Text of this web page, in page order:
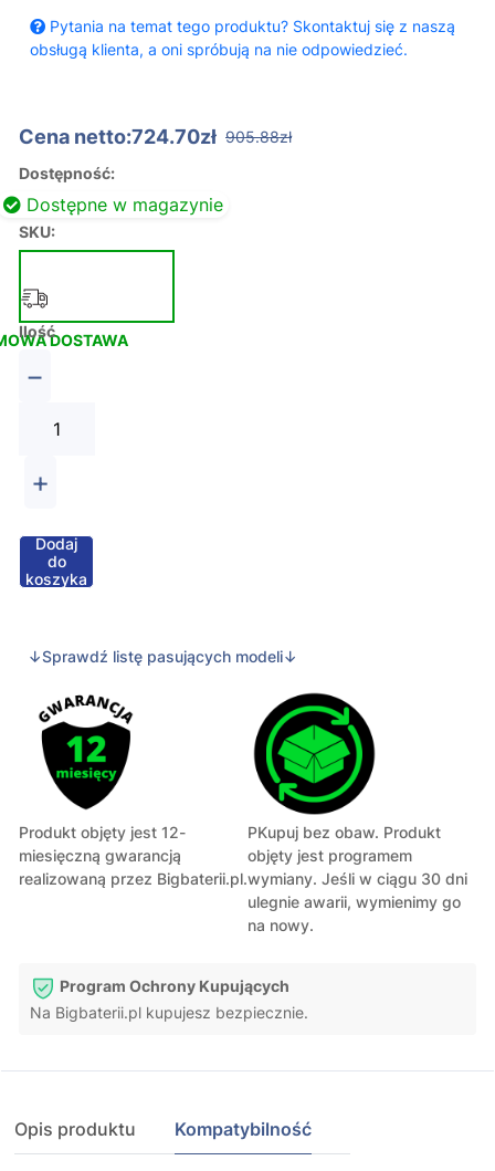
Pytania na temat tego produktu? Skontaktuj się z naszą
obsługą klienta, a oni spróbują na nie odpowiedzieć.
Cena netto:724.70zł 905.88zł
Dostępność:
Dostępne w magazynie
SKU:
DOSTAWA
Ilość
−
+
Dodaj
do
koszyka
↓Sprawdź listę pasujących modeli↓
Produkt objęty jest 12-
miesięczną gwarancją
realizowaną przez Bigbaterii.pl.
PKupuj bez obaw. Produkt
objęty jest programem
wymiany. Jeśli w ciągu 30 dni
ulegnie awarii, wymienimy go
na nowy.
Program Ochrony Kupujących
Na Bigbaterii.pl kupujesz bezpiecznie.
Opis produktu Kompatybilność